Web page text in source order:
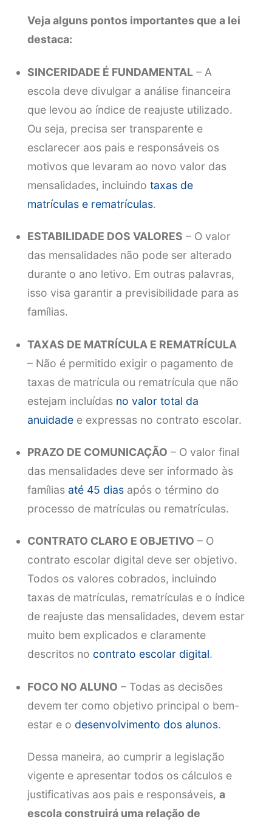
Veja alguns pontos importantes que a lei
destaca:
SINCERIDADE É FUNDAMENTAL– A
escola deve divulgar a análise financeira
que levou ao índice de reajuste utilizado.
Ou seja, precisa ser transparente e
esclarecer aos pais e responsáveis os
motivos que levaram ao novo valor das
mensalidades, incluindo taxas de
matrículas e rematrículas.
ESTABILIDADE DOS VALORES – O valor
das mensalidades não pode ser alterado
durante o ano letivo. Em outras palavras,
isso visa garantir a previsibilidade para as
famílias.
TAXAS DE MATRÍCULA E REMATRÍCULA
– Não é permitido exigir o pagamento de
taxas de matrícula ou rematrícula que não
estejam incluídas no valor total da
anuidadee expressas no contrato escolar.
PRAZO DE COMUNICAÇÃO – O valor final
das mensalidades deve ser informado às
famílias até 45 diasapós o término do
processo de matrículas ou rematrículas.
CONTRATO CLARO E OBJETIVO – O
contrato escolar digital deve ser objetivo.
Todos os valores cobrados, incluindo
taxas de matrículas, rematrículas e o índice
de reajuste das mensalidades, devem estar
muito bem explicados e claramente
descritos no contrato escolar digital.
FOCO NO ALUNO – Todas as decisões
devem ter como objetivo principal o bem-
estar e o desenvolvimento dos alunos.
Dessa maneira, ao cumprir a legislação
vigente e apresentar todos os cálculos e
justificativas aos pais e responsáveis, a
escola construirá uma relação de